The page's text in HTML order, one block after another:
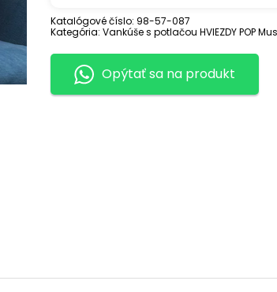
potlačou
JASON
DERULO
Katalógové číslo: 98-57-087
Kategória: Vankúše s potlačou HVIEZDY POP
Opýtať sa na produkt